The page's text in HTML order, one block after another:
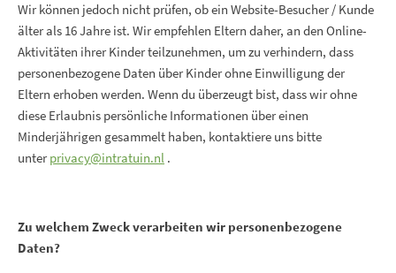
Wir können jedoch nicht prüfen, ob ein Website-Besucher / Kunde
älter als 16 Jahre ist. Wir empfehlen Eltern daher, an den Online-
Aktivitäten ihrer Kinder teilzunehmen, um zu verhindern, dass
personenbezogene Daten über Kinder ohne Einwilligung der
Eltern erhoben werden. Wenn du überzeugt bist, dass wir ohne
diese Erlaubnis persönliche Informationen über einen
Minderjährigen gesammelt haben, kontaktiere uns bitte
unterprivacy@intratuin.nl .
Zu welchem Zweck verarbeiten wir personenbezogene
Daten?